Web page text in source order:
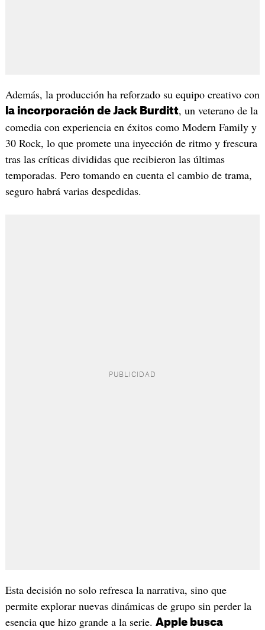
Además, la producción ha reforzado su equipo creativo con
la incorporación de Jack Burditt, un veterano de la
comedia con experiencia en éxitos como Modern Family y
30 Rock, lo que promete una inyección de ritmo y frescura
tras las críticas divididas que recibieron las últimas
temporadas. Pero tomando en cuenta el cambio de trama,
seguro habrá varias despedidas.
Esta decisión no solo refresca la narrativa, sino que
permite explorar nuevas dinámicas de grupo sin perder la
esencia que hizo grande a la serie. Apple busca